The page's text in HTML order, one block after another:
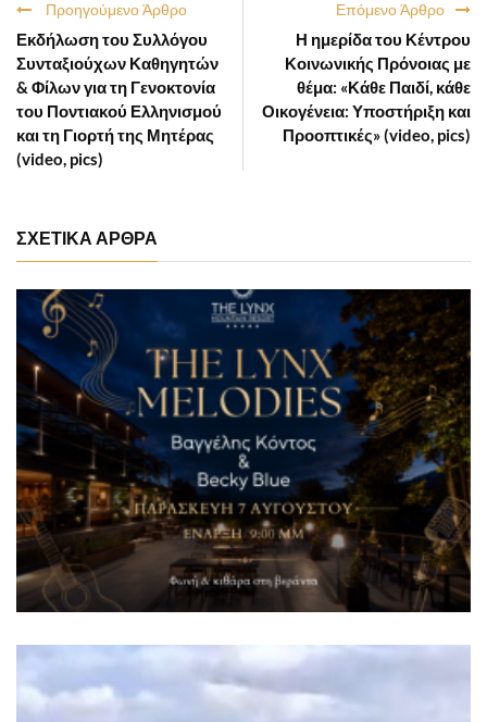
Επόμενο Άρθρο
Η ημερίδα του Κέντρου
Κοινωνικής Πρόνοιας με
θέμα: «Κάθε Παιδί, κάθε
Οικογένεια: Υποστήριξη και
Προοπτικές» (video, pics)
Προηγούμενο Άρθρο
Εκδήλωση του Συλλόγου
Συνταξιούχων Καθηγητών
& Φίλων για τη Γενοκτονία
του Ποντιακού Ελληνισμού
και τη Γιορτή της Μητέρας
(video, pics)
ΣΧΕΤΙΚΑ ΑΡΘΡΑ